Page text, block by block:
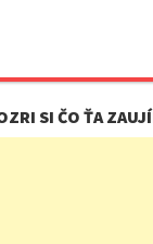
SI ČO ŤA